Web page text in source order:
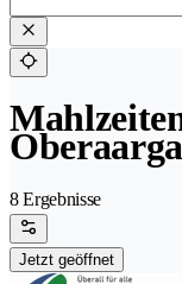
8 Ergebnisse
Jetzt geöffnet